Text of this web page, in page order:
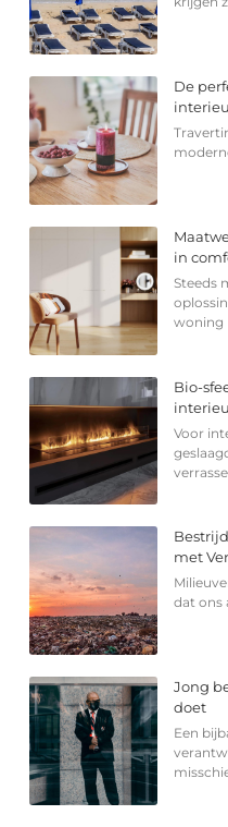
De
in
Steeds
woning
Bio-
Voor
met
dat ons
Jong
doet
Een